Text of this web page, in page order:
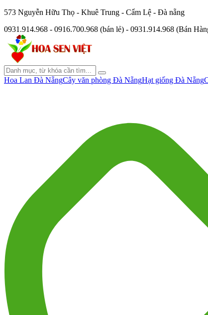
573 Nguyễn Hữu Thọ - Khuê Trung - Cẩm Lệ - Đà nẵng
0931.914.968 - 0916.700.968 (bán lẻ) - 0931.914.968 (Bán
Hoa Lan Đà NẵngCây văn phòng Đà NẵngHạt giống Đà Nẵng